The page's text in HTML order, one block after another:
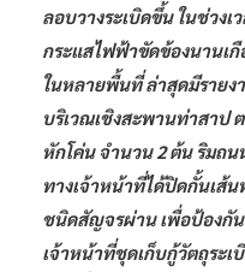
ลอบวางระเบิดขึ้น ในช่วงเ
กระแสไฟฟ้าขัดข้องนานเกื
ในหลายพื้นที่ ล่าสุดมีรายง
บริเวณเชิงสะพานท่าสาป
หักโค่น จำนวน 2 ต้น ริมถ
ทางเจ้าหน้าที่ได้ปิดกั้นเส้
ชนิดสัญจรผ่าน เพื่อป้องกั
เจ้าหน้าที่ชุดเก็บกู้วัตถุระเ